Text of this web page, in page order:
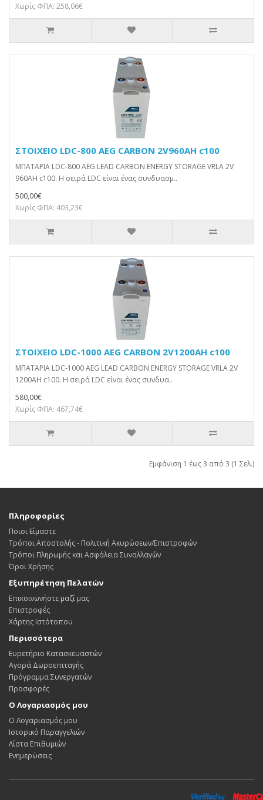
Χωρίς ΦΠΑ: 258,06€
ΣΤΟΙΧΕΙΟ LDC-800 AEG CARBON 2V960AH c100
ΜΠΑΤΑΡΙΑ LDC-800 AEG LEAD CARBON ENERGY STORAGE VRLA 2V
960AH c100. Η σειρά LDC είναι ένας συνδυασμ..
500,00€
Χωρίς ΦΠΑ: 403,23€
ΣΤΟΙΧΕΙΟ LDC-1000 AEG CARBON 2V1200AH c100
ΜΠΑΤΑΡΙΑ LDC-1000 AEG LEAD CARBON ENERGY STORAGE VRLA 2V
1200AH c100. Η σειρά LDC είναι ένας συνδυα..
580,00€
Χωρίς ΦΠΑ: 467,74€
Εμφάνιση 1 έως 3 από 3 (1 Σελ.)
Πληροφορίες
Ποιοι Είμαστε
Τρόποι Αποστολής - Πολιτική Ακυρώσεων/Επιστροφών
Τρόποι Πληρωμής και Ασφάλεια Συναλλαγών
Όροι Χρήσης
Εξυπηρέτηση Πελατών
Επικοινωνήστε μαζί μας
Επιστροφές
Χάρτης Ιστότοπου
Περισσότερα
Ευρετήριο Κατασκευαστών
Αγορά Δωροεπιταγής
Πρόγραμμα Συνεργατών
Προσφορές
Ο Λογαριασμός μου
Ο Λογαριασμός μου
Ιστορικό Παραγγελιών
Λίστα Επιθυμιών
Ενημερώσεις